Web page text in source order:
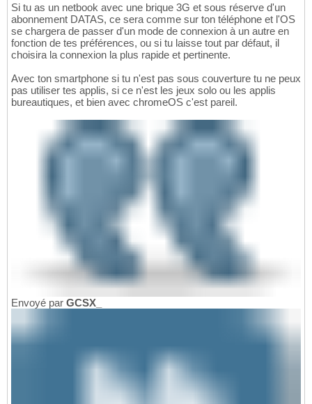
Si tu as un netbook avec une brique 3G et sous réserve d'un
abonnement DATAS, ce sera comme sur ton téléphone et l'OS
se chargera de passer d'un mode de connexion à un autre en
fonction de tes préférences, ou si tu laisse tout par défaut, il
choisira la connexion la plus rapide et pertinente.
Avec ton smartphone si tu n'est pas sous couverture tu ne peux
pas utiliser tes applis, si ce n'est les jeux solo ou les applis
bureautiques, et bien avec chromeOS c'est pareil.
Envoyé par GCSX_